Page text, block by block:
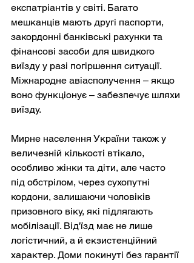
експатріантів у світі. Багато
мешканців мають другі паспорти,
закордонні банківські рахунки та
фінансові засоби для швидкого
виїзду у разі погіршення ситуації.
Міжнародне авіасполучення – якщо
воно функціонує – забезпечує шляхи
виїзду.
Мирне населення України також у
величезній кількості втікало,
особливо жінки та діти, але часто
під обстрілом, через сухопутні
кордони, залишаючи чоловіків
призовного віку, які підлягають
мобілізації. Від'їзд має не лише
логістичний, а й екзистенційний
характер. Доми покинуті без гарантії